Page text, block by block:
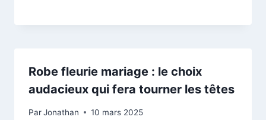
Robe fleurie mariage : le choix
audacieux qui fera tourner les têtes
ParJonathan 10 mars 2025